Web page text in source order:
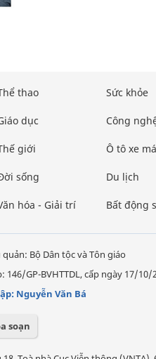
thao
dục
giới
sống
hóa - Giải trí
Sức khỏe
Công
Ô tô xe
Du lịch
Bất động
Bộ Dân tộc và Tôn giáo
146/GP-BVHTTDL, cấp ngày 17/10/
Nguyễn Văn Bá
soạn